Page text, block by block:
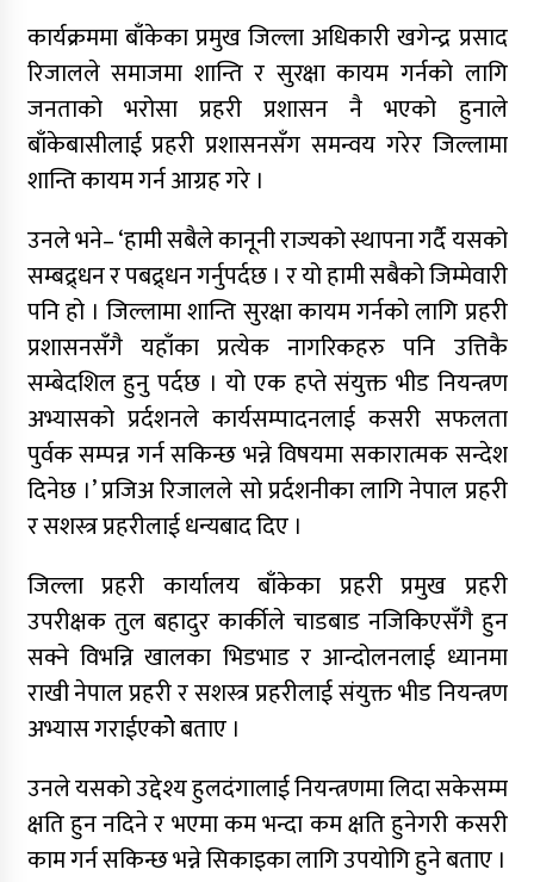
कार्यक्रममा बाँकेका प्रमुख जिल्ला अधिकारी खगेन्द्र प्रसाद
रिजालले समाजमा शान्ति र सुरक्षा कायम गर्नको लागि
जनताको भरोसा प्रहरी प्रशासन नै भएको हुनाले
बाँकेबासीलाई प्रहरी प्रशासनसँग समन्वय गरेर जिल्लामा
शान्ति कायम गर्न आग्रह गरे ।
उनले भने– ‘हामी सबैले कानूनी राज्यको स्थापना गर्दै यसको
सम्बद्र्धन र पबद्र्धन गर्नुपर्दछ । र यो हामी सबैको जिम्मेवारी
पनि हो । जिल्लामा शान्ति सुरक्षा कायम गर्नको लागि प्रहरी
प्रशासनसँगै यहाँका प्रत्येक नागरिकहरु पनि उत्तिकै
सम्बेदशिल हुनु पर्दछ । यो एक हप्ते संयुक्त भीड नियन्त्रण
अभ्यासको प्रर्दशनले कार्यसम्पादनलाई कसरी सफलता
पुर्वक सम्पन्न गर्न सकिन्छ भन्ने विषयमा सकारात्मक सन्देश
दिनेछ ।’ प्रजिअ रिजालले सो प्रर्दशनीका लागि नेपाल प्रहरी
र सशस्त्र प्रहरीलाई धन्यबाद दिए ।
जिल्ला प्रहरी कार्यालय बाँकेका प्रहरी प्रमुख प्रहरी
उपरीक्षक तुल बहादुर कार्कीले चाडबाड नजिकिएसँगै हुन
सक्ने विभन्नि खालका भिडभाड र आन्दोलनलाई ध्यानमा
राखी नेपाल प्रहरी र सशस्त्र प्रहरीलाई संयुक्त भीड नियन्त्रण
अभ्यास गराईएकोे बताए ।
उनले यसको उद्देश्य हुलदंगालाई नियन्त्रणमा लिदा सकेसम्म
क्षति हुन नदिने र भएमा कम भन्दा कम क्षति हुनेगरी कसरी
काम गर्न सकिन्छ भन्ने सिकाइका लागि उपयोगि हुने बताए ।